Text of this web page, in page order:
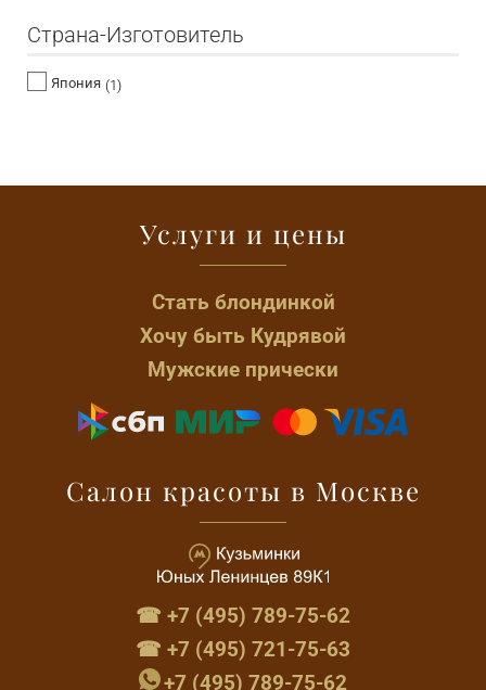
Страна-Изготовитель
Япония (1)
Услуги и цены
Стать блондинкой
Хочу быть Кудрявой
Мужские прически
Салон красоты в Москве
☎ +7 (495) 789-75-62
☎ +7 (495) 721-75-63
+7 (495) 789-75-62